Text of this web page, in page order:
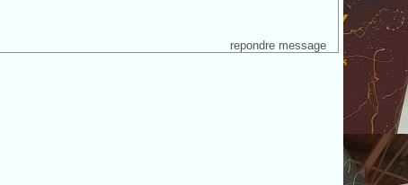
repondre message